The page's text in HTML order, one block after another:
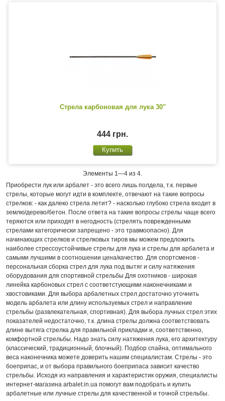
Стрела карбоновая для лука 30"
444 грн.
Элементы 1—4 из 4.
Приобрести лук или арбалет - это всего лишь полдела, т.к. первые
стрелы, которые могут идти в комплекте, отвечают на такие вопросы
стрелков: - как далеко стрела летит? - насколько глубоко стрела входит в
землю/дерево/бетон. После ответа на такие вопросы стрелы чаще всего
теряются или приходят в негодность (стрелять поврежденными
стрелами категорически запрещено - это травмоопасно). Для
начинающих стрелков и стрелковых тиров мы можем предложить
наиболее стрессоустойчивые стрелы для лука и стрелы для арбалета и
самыми лучшими в соотношении цена/качество. Для спортсменов -
персональная сборка стрел для лука под вытяг и силу натяжения
оборудования для спортивной стрельбы Для охотников - широкая
линейка карбоновых стрел с соответстующими наконечниками и
хвостовиками. Для выбора арбалетных стрел достаточно уточнить
модель арбалета или длину используемых стрел и направление
стрельбы (развлекательная, спортивная). Для выбора лучных стрел этих
показателей недостаточно, т.к. длина стрелы должна соответствовать
длине вытяга стрелка для правильной прикладки и, соответственно,
комфортной стрельбы. Надо знать силу натяжения лука, его архитектуру
(классический, традиционный, блочный). Подбор спайна, оптимального
веса наконечника можете доверить нашим специалистам. Стрелы - это
боеприпас, и от выбора правильного боеприпаса зависит качество
стрельбы. Исходя из направления и характеристик оружия, специалисты
интернет-магазина arbalet.in.ua помогут вам подобрать и купить
арбалетные или лучные стрелы для качественной и точной стрельбы.